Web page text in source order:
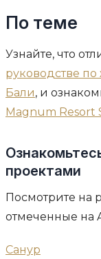
По теме
Узнайте, что
руководстве
Бали, и
Magnum Resort
проектами
Посмотрите на
отмеченные на
Санур